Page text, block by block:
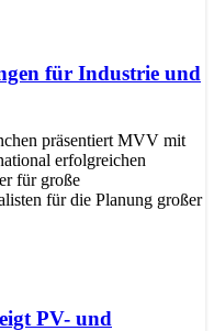
für Industrie und
präsentiert MVV mit
erfolgreichen
für große
für die Planung großer
PV- und